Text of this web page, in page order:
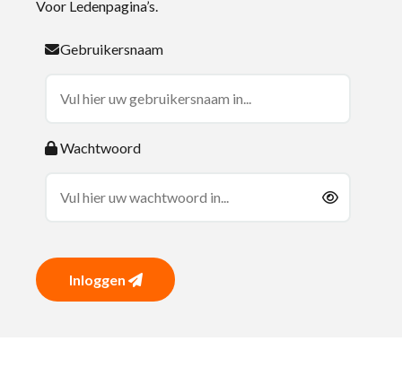
Voor Ledenpagina’s.
Gebruikersnaam
Wachtwoord
Inloggen